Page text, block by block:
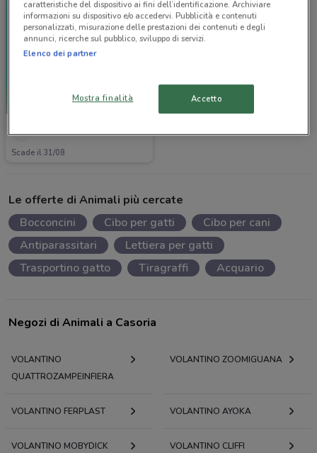
Scade il 31/08
Le offerte di Animali più cercate
Bocconcini
Cibo per gatti
Cibo per cani
Antiparassitari
Lettiera per gatti
Trasportino gatto
Tiragraffi Acquario
Negozi di Animali a Casoria
VOLANTINO
QUATTROZAMPEINFIERA
VOLANTINO ZOOMIGUANA
VOLANTINO FERPLAST VOLANTINO AYOKA
VOLANTINO MOBYDICK VOLANTINO CLIFFI
caratteristiche del dispositivo ai fini dell’identificazione. Archiviare
informazioni su dispositivo e/o accedervi. Pubblicità e contenuti
personalizzati, misurazione delle prestazioni dei contenuti e degli
annunci, ricerche sul pubblico, sviluppo di servizi.
Elenco dei partner
Mostra finalità Accetto